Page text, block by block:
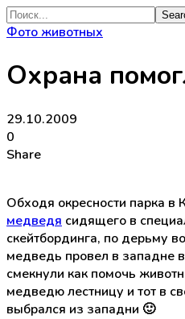
Фото животных
Охрана
29.10.2009
0
Share
Обходя окресности парка в
медведя сидящего в
скейтбординга, по дерьму
медведь провел в западне
смекнули как помочь
медведю лестницу и тот в
выбрался из западни 🙂